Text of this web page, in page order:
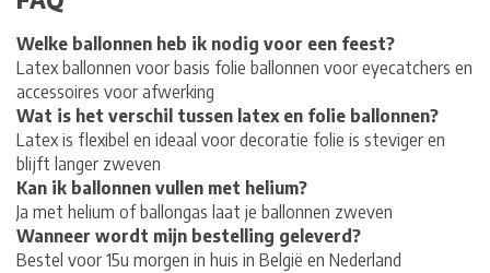
Welke ballonnen heb ik nodig voor een feest?
Latex ballonnen voor basis folie ballonnen voor eyecatchers en
accessoires voor afwerking
Wat is het verschil tussen latex en folie ballonnen?
Latex is flexibel en ideaal voor decoratie folie is steviger en
blijft langer zweven
Kan ik ballonnen vullen met helium?
Ja met helium of ballongas laat je ballonnen zweven
Wanneer wordt mijn bestelling geleverd?
Bestel voor 15u morgen in huis in België en Nederland